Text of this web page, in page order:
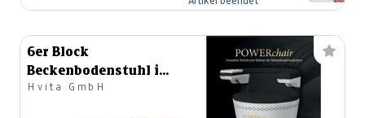
6er Block
Beckenbodenstuhl in
Klagenfurt
Hvita GmbH